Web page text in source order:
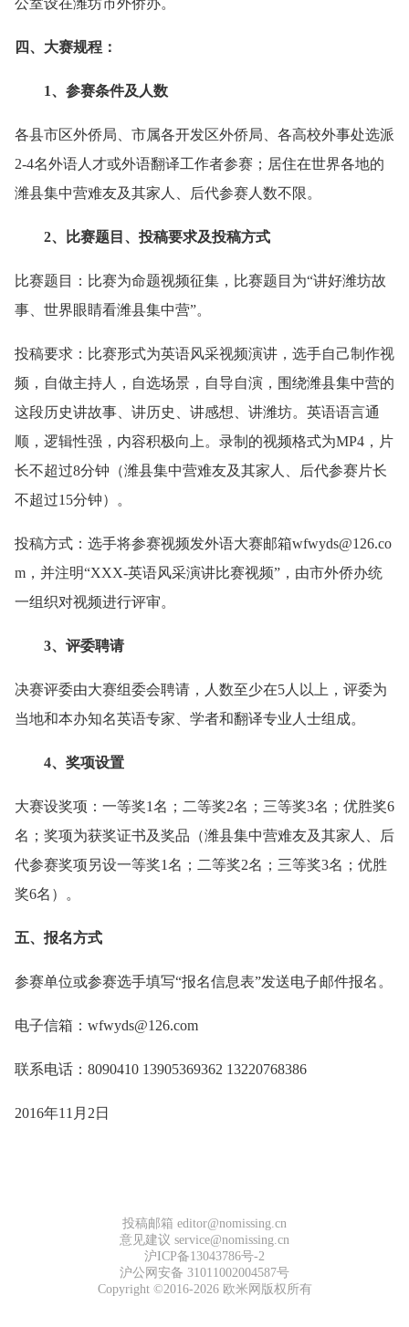
四、大赛规程：
1、参赛条件及人数
各县市区外侨局、市属各开发区外侨局、各高校外事处选派
2-4名外语人才或外语翻译工作者参赛；居住在世界各地的
潍县集中营难友及其家人、后代参赛人数不限。
2、比赛题目、投稿要求及投稿方式
比赛题目：比赛为命题视频征集，比赛题目为“讲好潍坊故
事、世界眼睛看潍县集中营”。
投稿要求：比赛形式为英语风采视频演讲，选手自己制作视
频，自做主持人，自选场景，自导自演，围绕潍县集中营的
这段历史讲故事、讲历史、讲感想、讲潍坊。英语语言通
顺，逻辑性强，内容积极向上。录制的视频格式为MP4，片
长不超过8分钟（潍县集中营难友及其家人、后代参赛片长
不超过15分钟）。
投稿方式：选手将参赛视频发外语大赛邮箱wfwyds@126.co
m，并注明“XXX-英语风采演讲比赛视频”，由市外侨办统
一组织对视频进行评审。
3、评委聘请
决赛评委由大赛组委会聘请，人数至少在5人以上，评委为
当地和本办知名英语专家、学者和翻译专业人士组成。
4、奖项设置
大赛设奖项：一等奖1名；二等奖2名；三等奖3名；优胜奖6
名；奖项为获奖证书及奖品（潍县集中营难友及其家人、后
代参赛奖项另设一等奖1名；二等奖2名；三等奖3名；优胜
奖6名）。
五、报名方式
参赛单位或参赛选手填写“报名信息表”发送电子邮件报名。
电子信箱：wfwyds@126.com
联系电话：8090410 13905369362 13220768386
2016年11月2日
投稿邮箱 editor@nomissing.cn
意见建议 service@nomissing.cn
沪ICP备13043786号-2
沪公网安备 31011002004587号
Copyright ©2016-2026 欧米网版权所有